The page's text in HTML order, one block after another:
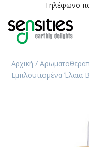
Τηλέφωνο
Αρχική /
Εμπλουτισμένα Έλαια